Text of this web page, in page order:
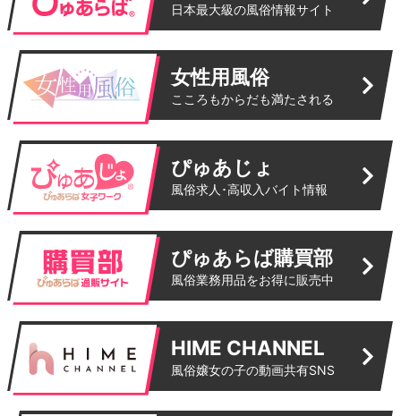
日本最大級の風俗情報サイト
女性用風俗
こころもからだも満たされる
ぴゅあじょ
風俗求人･高収入バイト情報
ぴゅあらば購買部
風俗業務用品をお得に販売中
HIME CHANNEL
風俗嬢女の子の動画共有SNS